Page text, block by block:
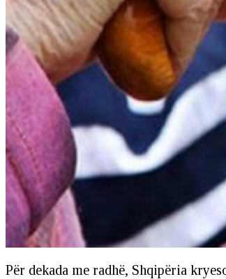
Për dekada me radhë, Shqipëria